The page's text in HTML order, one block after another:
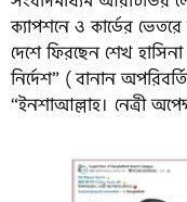
ক্যাপশনে ও কার্ডের
দেশে ফিরছেন শেখ হাসিনা
নির্দেশ” ( বানান
“ইনশাআল্লাহ। নেত্রী